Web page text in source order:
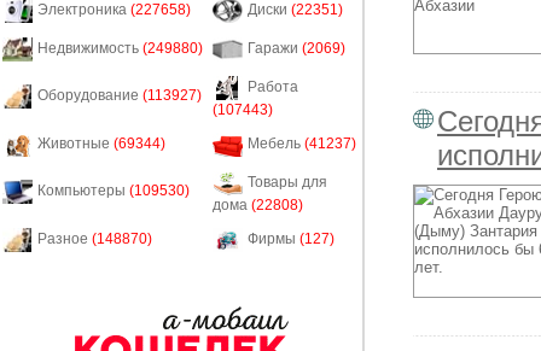
Электроника (227658) Диски (22351)
Недвижимость (249880) Гаражи (2069)
Оборудование (113927)
Работа
(107443)
Животные (69344) Мебель (41237)
Компьютеры (109530)
Товары для
дома (22808)
Разное (148870) Фирмы (127)